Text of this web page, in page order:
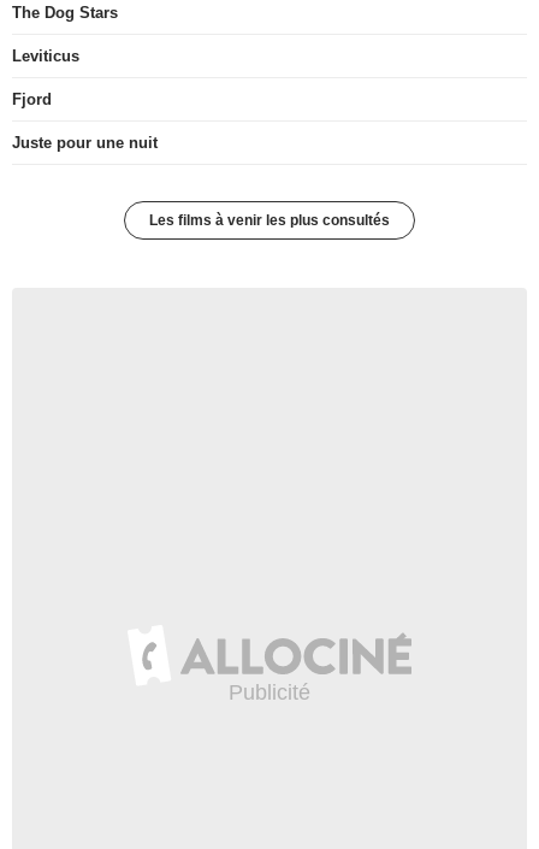
The Dog Stars
Leviticus
Fjord
Juste pour une nuit
Les films à venir les plus consultés